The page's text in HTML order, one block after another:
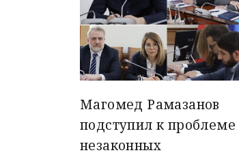
Магомед Рамазанов
подступил к проблеме
незаконных